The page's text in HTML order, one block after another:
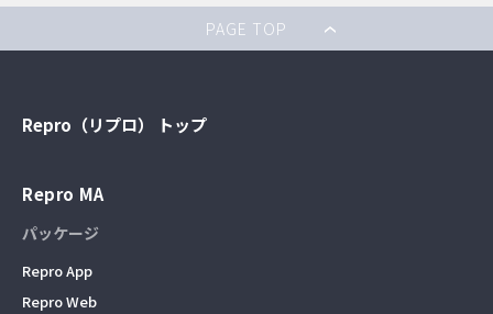
PAGE TOP
Repro（リプロ） トップ
Repro MA
パッケージ
Repro App
Repro Web